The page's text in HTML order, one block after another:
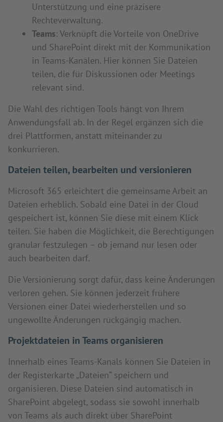
Unterstützung und eine präzisere
Rechteverwaltung.
Teams: Verknüpft die Vorteile von OneDrive
und SharePoint direkt mit der Kommunikation
in Teams-Kanälen. Hier können Sie Dateien
teilen, die für Diskussionen oder Meetings
relevant sind.
Die Wahl des richtigen Tools hängt von Ihrem
Anwendungsfall ab. In der Regel ergänzen sich die
drei Plattformen, anstatt miteinander zu
konkurrieren.
Dateien teilen, bearbeiten und versionieren
Microsoft 365 erleichtert die gemeinsame Arbeit an
Dateien erheblich. Sobald eine Datei in der Cloud
gespeichert ist, können Sie diese mit einem Klick
teilen. Sie haben die Möglichkeit, die Berechtigungen
granular festzulegen – ob jemand nur lesen oder
auch bearbeiten darf.
Die Versionierung sorgt dafür, dass keine Änderungen
verloren gehen. Sie können jederzeit frühere
Versionen einer Datei wiederherstellen und so
ungewollte Änderungen rückgängig machen.
Projektdateien in Teams organisieren
Innerhalb eines Teams-Kanals können Sie Dateien in
der Registerkarte „Dateien“ speichern und
organisieren. Diese Dateien sind automatisch in
SharePoint abgelegt, sodass sie sowohl innerhalb
von Teams als auch direkt über SharePoint